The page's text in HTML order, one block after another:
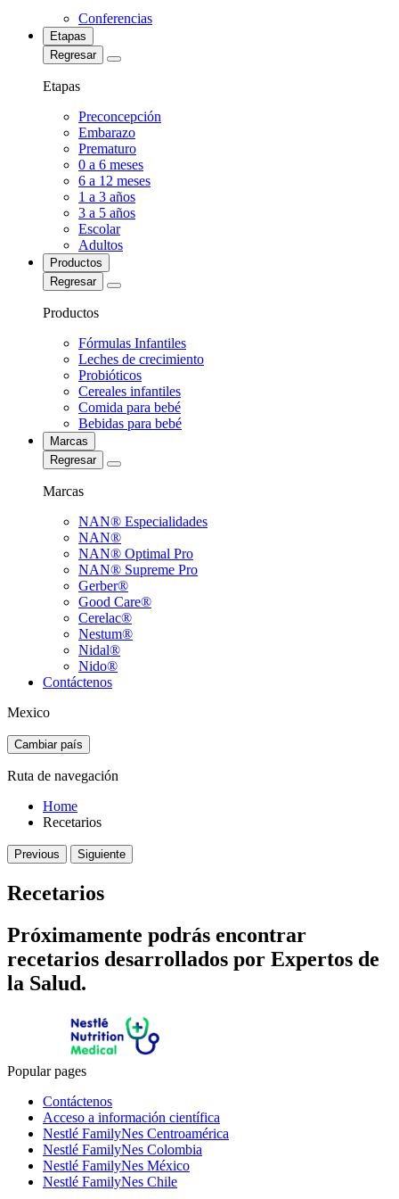
Conferencias
Etapas
Regresar
Etapas
Preconcepción
Embarazo
Prematuro
0 a 6 meses
6 a 12 meses
1 a 3 años
3 a 5 años
Escolar
Adultos
Productos
Regresar
Productos
Fórmulas Infantiles
Leches de crecimiento
Probióticos
Cereales infantiles
Comida para bebé
Bebidas para bebé
Marcas
Regresar
Marcas
NAN® Especialidades
NAN®
NAN® Optimal Pro
NAN® Supreme Pro
Gerber®
Good Care®
Cerelac®
Nestum®
Nidal®
Nido®
Contáctenos
Mexico
Cambiar país
Ruta de navegación
Home
Recetarios
Previous Siguiente
Recetarios
Próximamente podrás encontrar
recetarios desarrollados por Expertos de
la Salud.
Popular pages
Contáctenos
Acceso a información científica
Nestlé FamilyNes Centroamérica
Nestlé FamilyNes Colombia
Nestlé FamilyNes México
Nestlé FamilyNes Chile